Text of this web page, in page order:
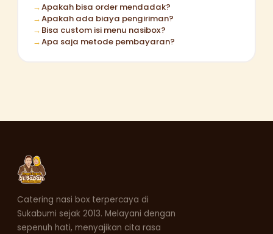
Apakah bisa order mendadak?
Apakah ada biaya pengiriman?
Bisa custom isi menu nasibox?
Apa saja metode pembayaran?
Catering nasi box terpercaya di
Sukabumi sejak 2013. Melayani dengan
sepenuh hati, menyajikan cita rasa